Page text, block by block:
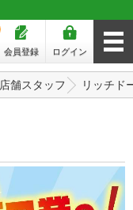
ログイン
会員登録
店舗スタッフ リッチド